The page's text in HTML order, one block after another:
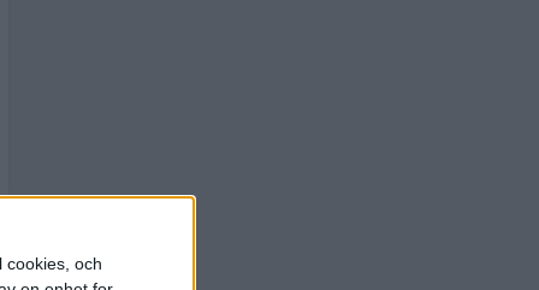
cookies, och